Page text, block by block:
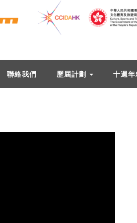
聯絡我們 歷屆計劃 十週